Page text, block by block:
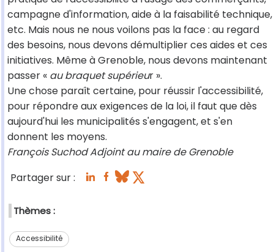
campagne d'information, aide à la faisabilité technique,
etc. Mais nous ne nous voilons pas la face : au regard
des besoins, nous devons démultiplier ces aides et ces
initiatives. Même à Grenoble, nous devons maintenant
passer « au braquet supérieur ».
Une chose paraît certaine, pour réussir l'accessibilité,
pour répondre aux exigences de la loi, il faut que dès
aujourd'hui les municipalités s'engagent, et s'en
donnent les moyens.
François Suchod Adjoint au maire de Grenoble
Partager sur :
Thèmes :
Accessibilité